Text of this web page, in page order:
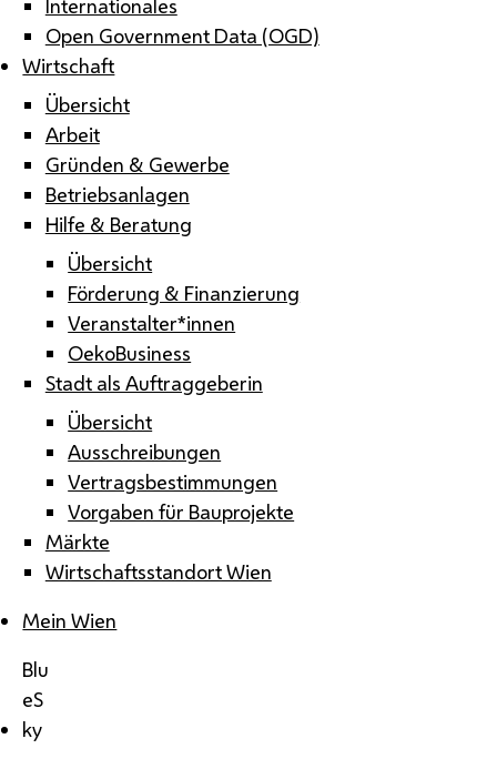
Open Government Data (OGD)
Wirtschaft
Übersicht
Arbeit
Gründen & Gewerbe
Betriebsanlagen
Hilfe & Beratung
Übersicht
Förderung & Finanzierung
Veranstalter*innen
OekoBusiness
Stadt als Auftraggeberin
Übersicht
Ausschreibungen
Vertragsbestimmungen
Vorgaben für Bauprojekte
Märkte
Wirtschaftsstandort Wien
Mein Wien
Blu
eS
ky